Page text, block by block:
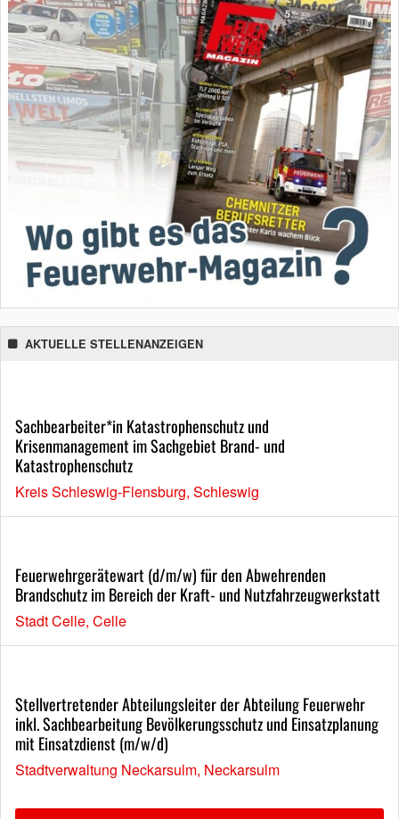
AKTUELLE STELLENANZEIGEN
Sachbearbeiter*in Katastrophenschutz und
Krisenmanagement im Sachgebiet Brand- und
Katastrophenschutz
Kreis Schleswig-Flensburg, Schleswig
Feuerwehrgerätewart (d/m/w) für den Abwehrenden
Brandschutz im Bereich der Kraft- und Nutzfahrzeugwerkstatt
Stadt Celle, Celle
Stellvertretender Abteilungsleiter der Abteilung Feuerwehr
inkl. Sachbearbeitung Bevölkerungsschutz und Einsatzplanung
mit Einsatzdienst (m/w/d)
Stadtverwaltung Neckarsulm, Neckarsulm